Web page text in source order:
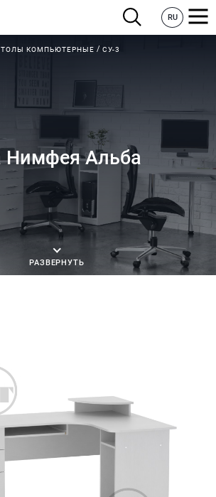
RU
КОМПЬЮТЕРНЫЕ СУ-3
Нимфея Альба
РАЗВЕРНУТЬ